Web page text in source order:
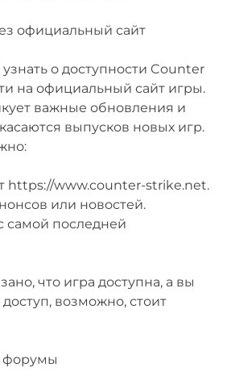
официальный сайт
о доступности Counter
на официальный сайт игры.
важные обновления и
выпусков новых игр.
https://www.counter-strike.net.
или новостей.
самой последней
что игра доступна, а вы
возможно, стоит
форумы